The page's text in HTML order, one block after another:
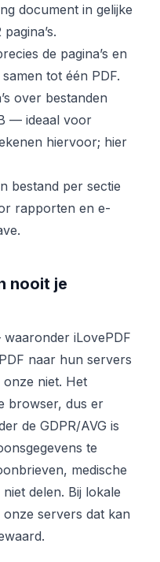
document in gelijke
de pagina’s en
tot één PDF.
over bestanden
— ideaal voor
hiervoor; hier
bestand per sectie
rapporten en e-
nooit je
iLovePDF
naar hun servers
niet. Het
browser, dus er
de GDPR/AVG is
te
medische
delen. Bij lokale
servers dat kan